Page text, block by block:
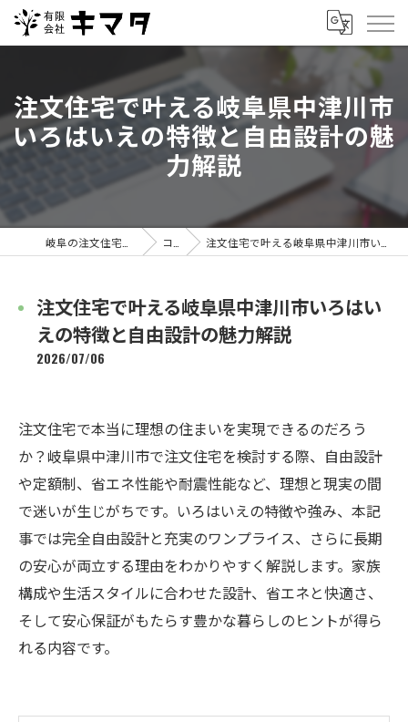
注文住宅で叶える岐阜県中津川市
いろはいえの特徴と自由設計の魅
力解説
コラム 注文住宅で叶える岐阜県中津川市いろはいえの特徴と自由設計の魅力解説
注文住宅で叶える岐阜県中津川市いろはい
えの特徴と自由設計の魅力解説
2026/07/06
注文住宅で本当に理想の住まいを実現できるのだろう
か？岐阜県中津川市で注文住宅を検討する際、自由設計
や定額制、省エネ性能や耐震性能など、理想と現実の間
で迷いが生じがちです。いろはいえの特徴や強み、本記
事では完全自由設計と充実のワンプライス、さらに長期
の安心が両立する理由をわかりやすく解説します。家族
構成や生活スタイルに合わせた設計、省エネと快適さ、
そして安心保証がもたらす豊かな暮らしのヒントが得ら
れる内容です。